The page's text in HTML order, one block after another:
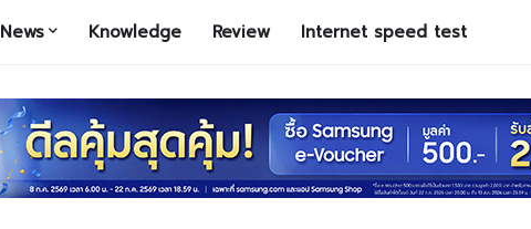
News Knowledge Review Internet speed test